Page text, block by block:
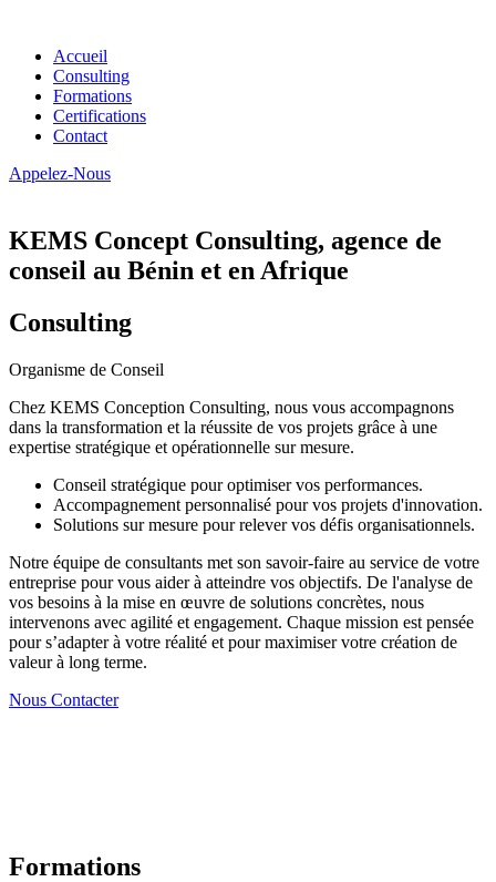
Accueil
Consulting
Formations
Certifications
Contact
Appelez-Nous
KEMS Concept Consulting, agence de
conseil au Bénin et en Afrique
Consulting
Organisme de Conseil
Chez KEMS Conception Consulting, nous vous accompagnons
dans la transformation et la réussite de vos projets grâce à une
expertise stratégique et opérationnelle sur mesure.
Conseil stratégique pour optimiser vos performances.
Accompagnement personnalisé pour vos projets d'innovation.
Solutions sur mesure pour relever vos défis organisationnels.
Notre équipe de consultants met son savoir-faire au service de votre
entreprise pour vous aider à atteindre vos objectifs. De l'analyse de
vos besoins à la mise en œuvre de solutions concrètes, nous
intervenons avec agilité et engagement. Chaque mission est pensée
pour s’adapter à votre réalité et pour maximiser votre création de
valeur à long terme.
Nous Contacter
Formations